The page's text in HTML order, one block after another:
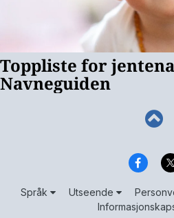
Språk Utseende